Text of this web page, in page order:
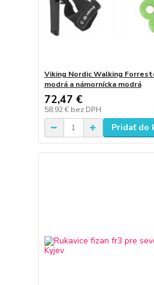
Viking Nordic Walking
modrá a námornícka modrá
72,47 €
58,92 € bez DPH
Pridať do